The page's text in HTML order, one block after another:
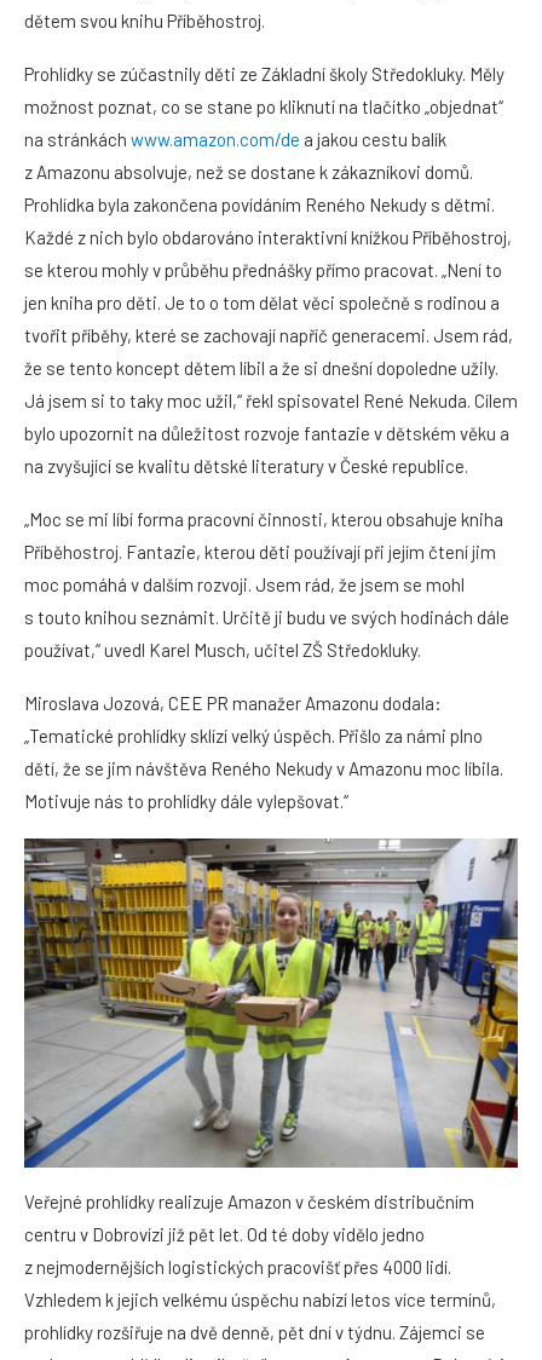
dětem svou knihu Příběhostroj.
Prohlídky se zúčastnily děti ze Základní školy Středokluky. Měly
možnost poznat, co se stane po kliknutí na tlačítko „objednat“
na stránkách www.amazon.com/de a jakou cestu balík
z Amazonu absolvuje, než se dostane k zákazníkovi domů.
Prohlídka byla zakončena povídáním Reného Nekudy s dětmi.
Každé z nich bylo obdarováno interaktivní knížkou Příběhostroj,
se kterou mohly v průběhu přednášky přímo pracovat. „Není to
jen kniha pro děti. Je to o tom dělat věci společně s rodinou a
tvořit příběhy, které se zachovají napříč generacemi. Jsem rád,
že se tento koncept dětem líbil a že si dnešní dopoledne užily.
Já jsem si to taky moc užil,“ řekl spisovatel René Nekuda. Cílem
bylo upozornit na důležitost rozvoje fantazie v dětském věku a
na zvyšující se kvalitu dětské literatury v České republice.
„Moc se mi líbí forma pracovní činnosti, kterou obsahuje kniha
Příběhostroj. Fantazie, kterou děti používají při jejím čtení jim
moc pomáhá v dalším rozvoji. Jsem rád, že jsem se mohl
s touto knihou seznámit. Určitě ji budu ve svých hodinách dále
používat,“ uvedl Karel Musch, učitel ZŠ Středokluky.
Miroslava Jozová, CEE PR manažer Amazonu dodala:
„Tematické prohlídky sklízí velký úspěch. Přišlo za námi plno
dětí, že se jim návštěva Reného Nekudy v Amazonu moc líbila.
Motivuje nás to prohlídky dále vylepšovat.“
Veřejné prohlídky realizuje Amazon v českém distribučním
centru v Dobrovízi již pět let. Od té doby vidělo jedno
z nejmodernějších logistických pracovišť přes 4000 lidí.
Vzhledem k jejich velkému úspěchu nabízí letos více termínů,
prohlídky rozšiřuje na dvě denně, pět dní v týdnu. Zájemci se